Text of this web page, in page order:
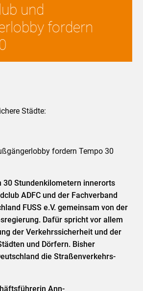
und
fordern
Städte:
fordern Tempo 30
30 Stundenkilometern innerorts
ADFC und der Fachverband
FUSS e.V. gemeinsam von der
Dafür spricht vor allem
der Verkehrssicherheit und der
und Dörfern. Bisher
die Straßenverkehrs-
Ann-